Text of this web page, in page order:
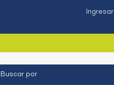
Ingresar
Buscar por